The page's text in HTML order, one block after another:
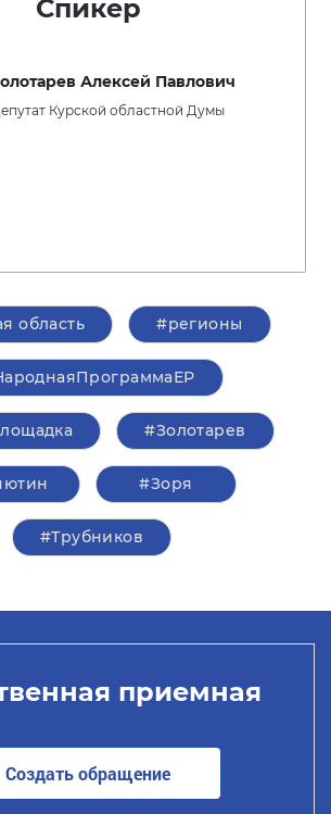
Спикер
Алексей Павлович
Курской областной Думы
область #регионы
#Золотарев
#Зоря
#Трубников
приемная
Создать обращение